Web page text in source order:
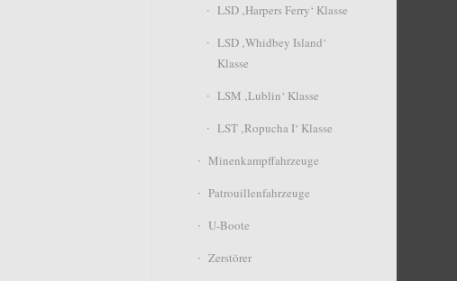
LSD ‚Harpers Ferry‘ Klasse
LSD ‚Whidbey Island‘
Klasse
LSM ‚Lublin‘ Klasse
LST ‚Ropucha I‘ Klasse
Minenkampffahrzeuge
Patrouillenfahrzeuge
U-Boote
Zerstörer